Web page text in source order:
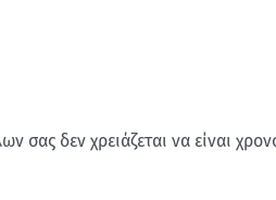
σας δεν χρειάζεται να είναι